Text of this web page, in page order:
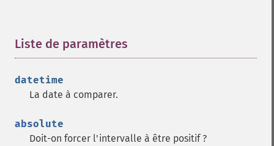
Liste de paramètres
datetime
La date à comparer.
absolute
Doit-on forcer l'intervalle à être positif ?